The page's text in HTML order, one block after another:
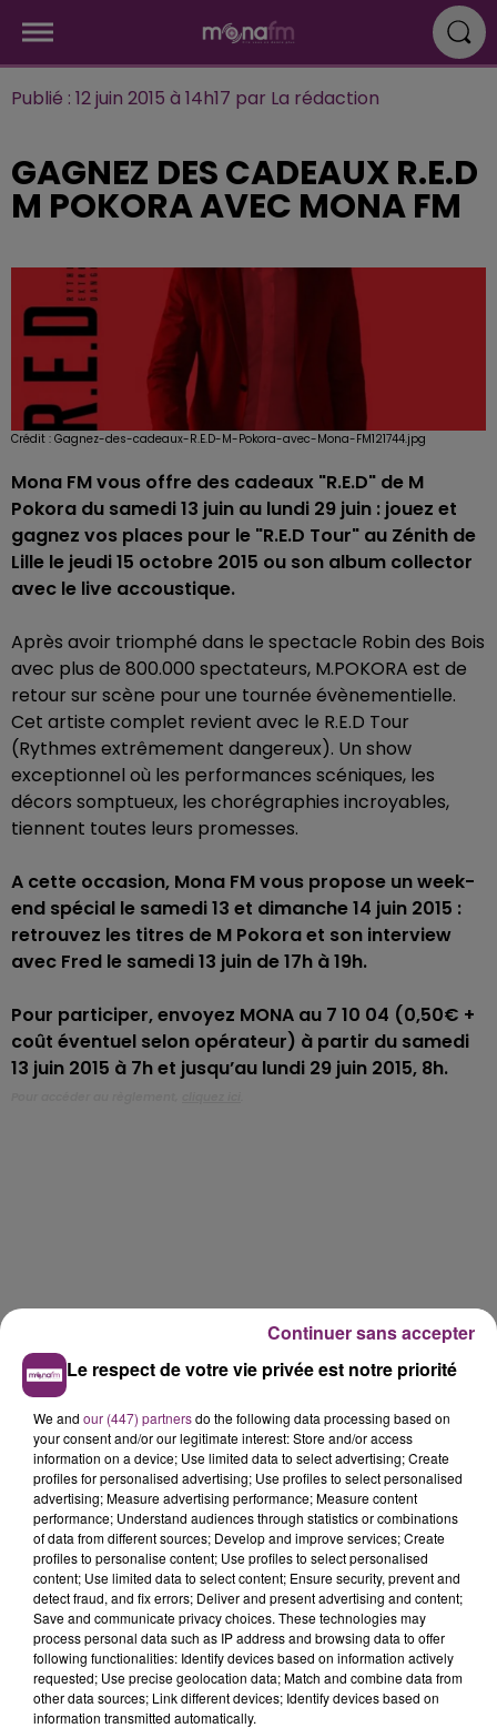
Publié : 12 juin 2015 à 14h17 par La rédaction
GAGNEZ DES CADEAUX R.E.D
M POKORA AVEC MONA FM
Crédit : Gagnez-des-cadeaux-R.E.D-M-Pokora-avec-Mona-FM121744.jpg
Mona FM vous offre des cadeaux "R.E.D" de M
Pokora du samedi 13 juin au lundi 29 juin : jouez et
gagnez vos places pour le "R.E.D Tour" au Zénith de
Lille le jeudi 15 octobre 2015 ou son album collector
avec le live accoustique.
Après avoir triomphé dans le spectacle Robin des Bois
avec plus de 800.000 spectateurs, M.POKORA est de
retour sur scène pour une tournée évènementielle.
Cet artiste complet revient avec le R.E.D Tour
(Rythmes extrêmement dangereux). Un show
exceptionnel où les performances scéniques, les
décors somptueux, les chorégraphies incroyables,
tiennent toutes leurs promesses.
A cette occasion, Mona FM vous propose un week-
end spécial le samedi 13 et dimanche 14 juin 2015 :
retrouvez les titres de M Pokora et son interview
avec Fred le samedi 13 juin de 17h à 19h.
Pour participer, envoyez MONA au 7 10 04 (0,50€ +
coût éventuel selon opérateur) à partir du samedi
13 juin 2015 à 7h et jusqu’au lundi 29 juin 2015, 8h.
Le respect de votre vie privée est notre priorité
We and our (447) partnersdo the following data processing based on
your consent and/or our legitimate interest: Store and/or access
information on a device; Use limited data to select advertising; Create
profiles for personalised advertising; Use profiles to select personalised
advertising; Measure advertising performance; Measure content
performance; Understand audiences through statistics or combinations
of data from different sources; Develop and improve services; Create
profiles to personalise content; Use profiles to select personalised
content; Use limited data to select content; Ensure security, prevent and
detect fraud, and fix errors; Deliver and present advertising and content;
Save and communicate privacy choices. These technologies may
process personal data such as IP address and browsing data to offer
following functionalities: Identify devices based on information actively
requested; Use precise geolocation data; Match and combine data from
other data sources; Link different devices; Identify devices based on
information transmitted automatically.
Continuer sans accepter